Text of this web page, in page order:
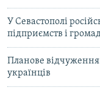
У Севастополі
підприємств і
Планове
українців